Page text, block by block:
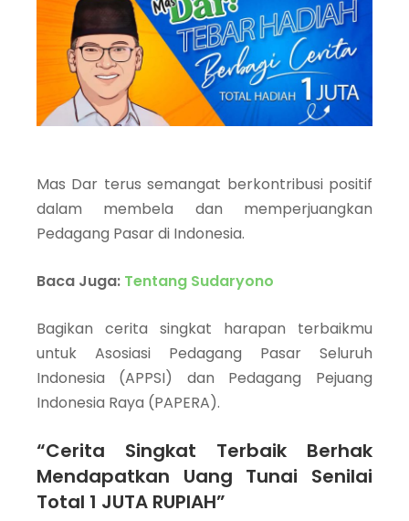
Mas Dar terus semangat berkontribusi positif
dalam membela dan memperjuangkan
Pedagang Pasar di Indonesia.
Baca Juga: Tentang Sudaryono
Bagikan cerita singkat harapan terbaikmu
untuk Asosiasi Pedagang Pasar Seluruh
Indonesia (APPSI) dan Pedagang Pejuang
Indonesia Raya (PAPERA).
“Cerita Singkat Terbaik Berhak
Mendapatkan Uang Tunai Senilai
Total 1 JUTA RUPIAH”